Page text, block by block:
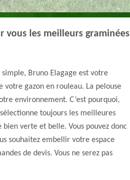
vous les meilleurs graminées
Bruno Elagage est votre
votre gazon en rouleau. La pelouse
environnement. C’est pourquoi,
toujours les meilleures
verte et belle. Vous pouvez donc
souhaitez embellir votre espace
de devis. Vous ne serez pas